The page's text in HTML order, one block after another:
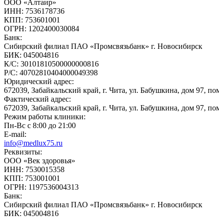
ООО «Алтаир»
ИНН: 7536178736
КПП: 753601001
ОГРН: 1202400030084
Банк:
Сибирский филиал ПАО «Промсвязьбанк» г. Новосибирск
БИК: 045004816
К/С: 30101810500000000816
Р/С: 40702810404000049398
Юридический адрес:
672039, Забайкальский край, г. Чита, ул. Бабушкина, дом 97,
Фактический адрес:
672039, Забайкальский край, г. Чита, ул. Бабушкина, дом 97,
Режим работы клиники:
Пн-Вс с 8:00 до 21:00
E-mail:
info@medlux75.ru
Реквизиты:
ООО «Век здоровья»
ИНН: 7530015358
КПП: 753001001
ОГРН: 1197536004313
Банк:
Сибирский филиал ПАО «Промсвязьбанк» г. Новосибирск
БИК: 045004816